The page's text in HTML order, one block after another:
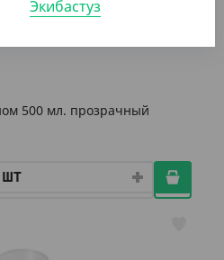
500 мл. прозрачный
Экибастуз